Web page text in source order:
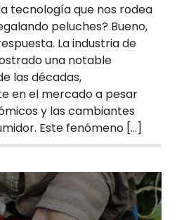
tecnología que nos rodea
peluches? Bueno,
La industria de
una notable
las décadas,
en el mercado a pesar
y las cambiantes
Este fenómeno […]